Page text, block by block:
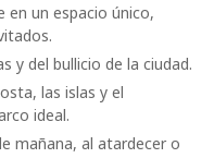
en un espacio único,
y del bullicio de la ciudad.
las islas y el
ideal.
mañana, al atardecer o